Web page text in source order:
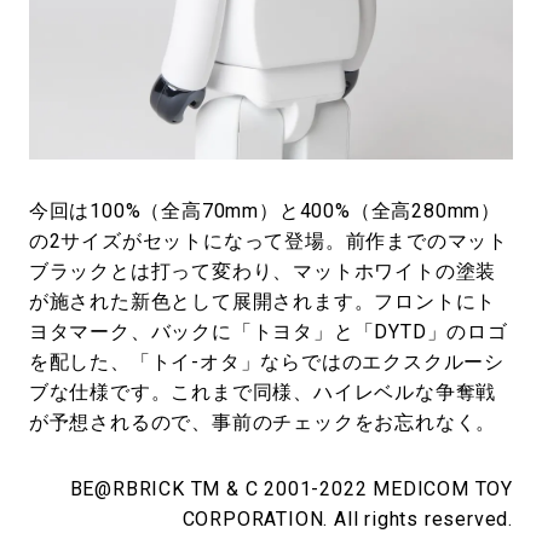
今回は100%（全高70mm）と400%（全高280mm）
の2サイズがセットになって登場。前作までのマット
ブラックとは打って変わり、マットホワイトの塗装
が施された新色として展開されます。フロントにト
ヨタマーク、バックに「トヨタ」と「DYTD」のロゴ
を配した、「トイ-オタ」ならではのエクスクルーシ
ブな仕様です。これまで同様、ハイレベルな争奪戦
が予想されるので、事前のチェックをお忘れなく。
BE@RBRICK TM & C 2001-2022 MEDICOM TOY
CORPORATION. All rights reserved.